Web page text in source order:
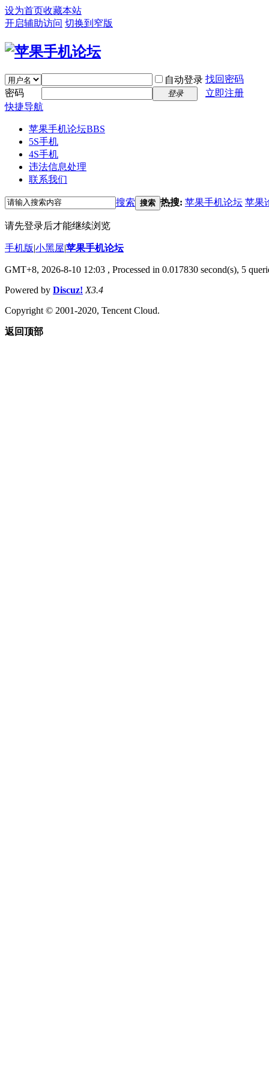
设为首页收藏本站
开启辅助访问 切换到窄版
自动登录 找回密码
密码
登录
立即注册
快捷导航
苹果手机论坛BBS
5S手机
4S手机
违法信息处理
联系我们
搜索 搜索 热搜: 苹果手机论坛 苹果
请先登录后才能继续浏览
手机版|小黑屋|苹果手机论坛
GMT+8, 2026-8-10 12:03 , Processed in 0.017830 second(s), 5
Powered by Discuz! X3.4
Copyright © 2001-2020, Tencent Cloud.
返回顶部